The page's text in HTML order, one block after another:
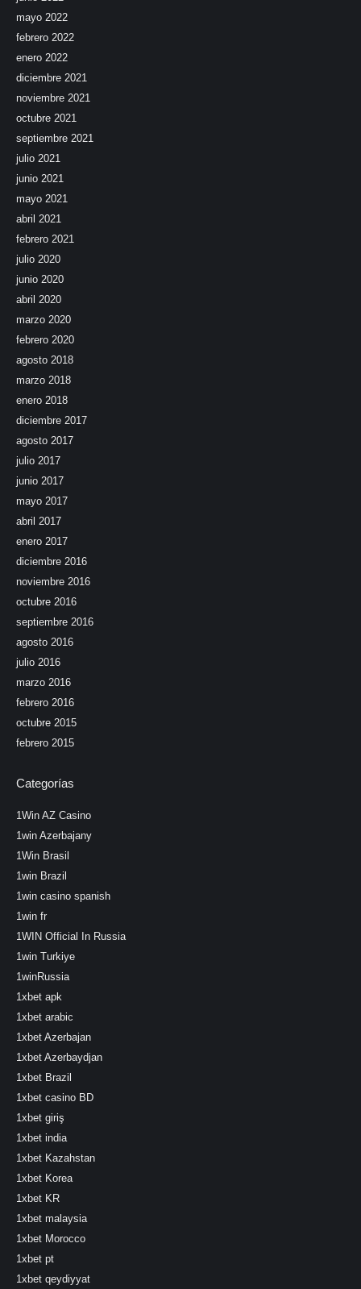
mayo 2022
febrero 2022
enero 2022
diciembre 2021
noviembre 2021
octubre 2021
septiembre 2021
julio 2021
junio 2021
mayo 2021
abril 2021
febrero 2021
julio 2020
junio 2020
abril 2020
marzo 2020
febrero 2020
agosto 2018
marzo 2018
enero 2018
diciembre 2017
agosto 2017
julio 2017
junio 2017
mayo 2017
abril 2017
enero 2017
diciembre 2016
noviembre 2016
octubre 2016
septiembre 2016
agosto 2016
julio 2016
marzo 2016
febrero 2016
octubre 2015
febrero 2015
Categorías
1Win AZ Casino
1win Azerbajany
1Win Brasil
1win Brazil
1win casino spanish
1win fr
1WIN Official In Russia
1win Turkiye
1winRussia
1xbet apk
1xbet arabic
1xbet Azerbajan
1xbet Azerbaydjan
1xbet Brazil
1xbet casino BD
1xbet giriş
1xbet india
1xbet Kazahstan
1xbet Korea
1xbet KR
1xbet malaysia
1xbet Morocco
1xbet pt
1xbet qeydiyyat